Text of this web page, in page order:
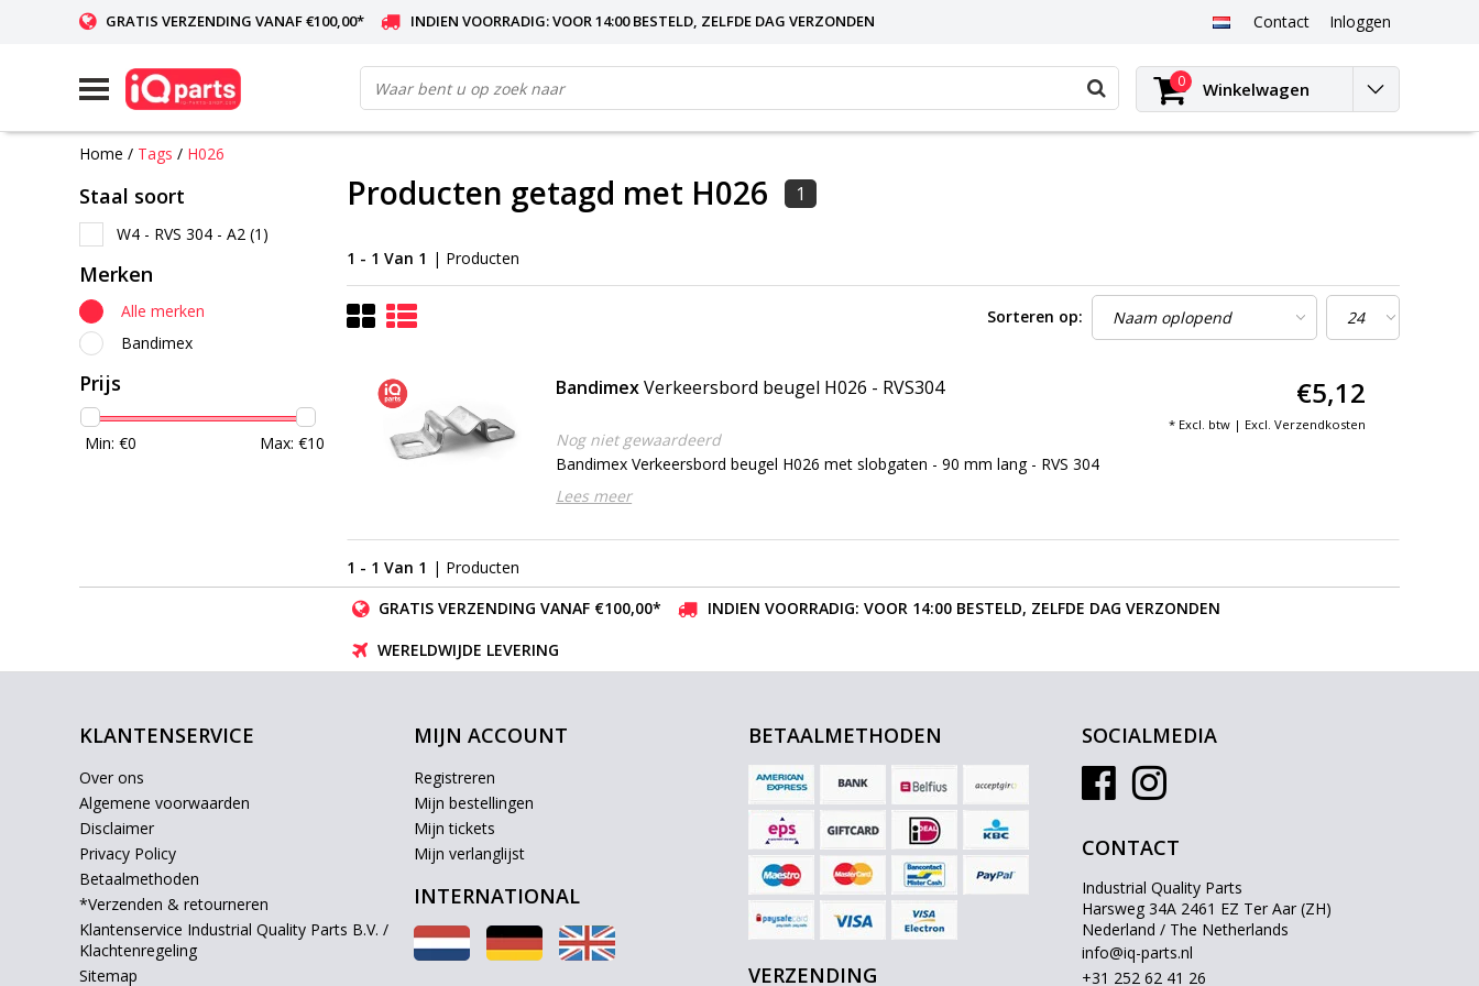
GRATIS VERZENDING VANAF €100,00* INDIEN VOORRADIG: VOOR 14:00 BESTELD, ZELFDE DAG VERZONDEN Contact Inloggen
0 Winkelwagen
Home / Tags / H026
Staal soort
W4 - RVS 304 - A2 (1)
Merken
Alle merken
Bandimex
Prijs
Min: €0 Max: €10
Producten getagd met H026 1
1 - 1 Van 1 | Producten
Sorteren op:
BandimexVerkeersbord beugel H026 - RVS304
Nog niet gewaardeerd
Bandimex Verkeersbord beugel H026 met slobgaten - 90 mm lang - RVS 304
Lees meer
€5,12
* Excl. btw | Excl. Verzendkosten
1 - 1 Van 1 | Producten
GRATIS VERZENDING VANAF €100,00*
INDIEN VOORRADIG: VOOR 14:00 BESTELD, ZELFDE DAG VERZONDEN
WERELDWIJDE LEVERING
KLANTENSERVICE
Over ons
Algemene voorwaarden
Disclaimer
Privacy Policy
Betaalmethoden
*Verzenden & retourneren
Klantenservice Industrial Quality Parts B.V. /
Klachtenregeling
Sitemap
MIJN ACCOUNT
Registreren
Mijn bestellingen
Mijn tickets
Mijn verlanglijst
INTERNATIONAL
BETAALMETHODEN
VERZENDING
SOCIALMEDIA
CONTACT
Industrial Quality Parts
Harsweg 34A 2461 EZ Ter Aar (ZH)
Nederland / The Netherlands
info@iq-parts.nl
+31 252 62 41 26